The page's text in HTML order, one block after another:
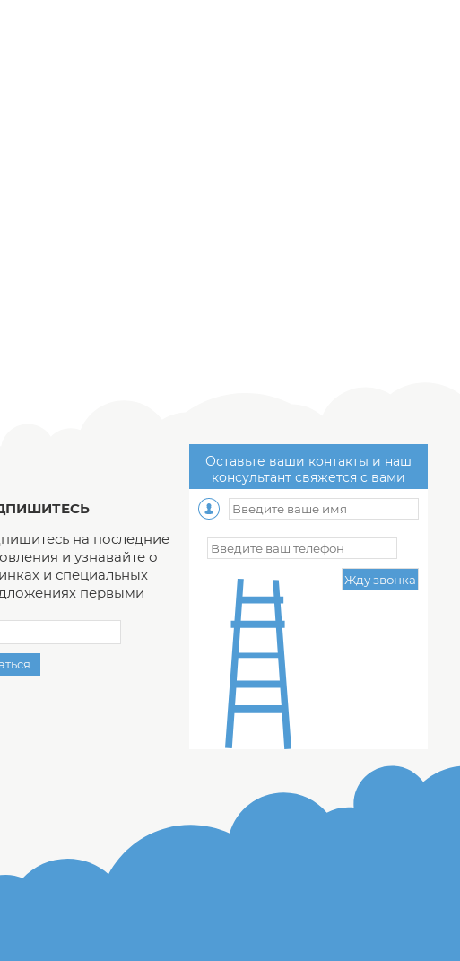
на последние
и узнавайте о
и специальных
первыми
Оставьте ваши контакты и наш
консультант свяжется с вами